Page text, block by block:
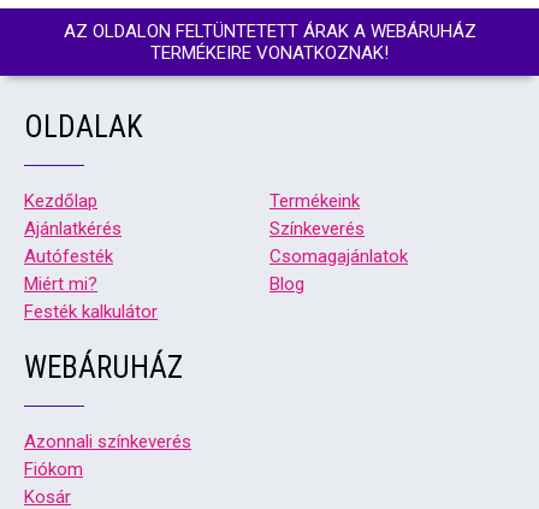
AZ OLDALON FELTÜNTETETT ÁRAK A WEBÁRUHÁZ
TERMÉKEIRE VONATKOZNAK!
OLDALAK
Kezdőlap
Termékeink
Ajánlatkérés
Színkeverés
Autófesték
Csomagajánlatok
Miért mi?
Blog
Festék kalkulátor
WEBÁRUHÁZ
Azonnali színkeverés
Fiókom
Kosár